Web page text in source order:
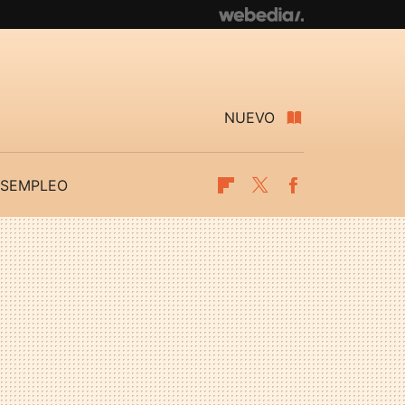
NUEVO
Flipboard
Twitter